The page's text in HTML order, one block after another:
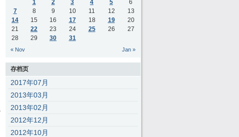
« Nov Jan »
1 2 3 4 5
6
7
8 9 10 11 12
13
14
15 16 17 18 19
20
21
22 23 24 25 26
27
28
29 30 31
存档页
2017年07月
2013年03月
2013年02月
2012年12月
2012年10月